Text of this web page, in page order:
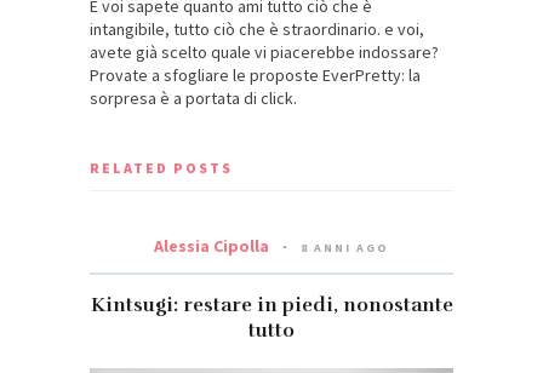
E voi sapete quanto ami tutto ciò che è
intangibile, tutto ciò che è straordinario. e voi,
avete già scelto quale vi piacerebbe indossare?
Provate a sfogliare le proposte EverPretty: la
sorpresa è a portata di click.
RELATED POSTS
Alessia Cipolla 8 ANNI AGO
Kintsugi: restare in piedi, nonostante
tutto